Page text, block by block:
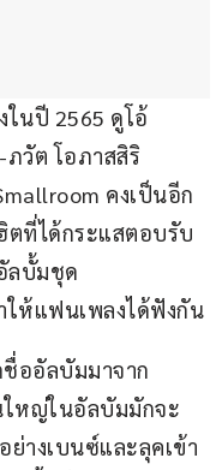
นปี 2565 ดูโอ้
วัต โอภาสสิริ
คงเป็นอีก
ตที่ได้กระแสตอบรับ
ลบั้มชุด
ให้แฟนเพลงได้ฟังกัน
ออัลบัมมาจาก
ใหญ่ในอัลบัมมักจะ
ย่างเบนซ์และลุคเข้า